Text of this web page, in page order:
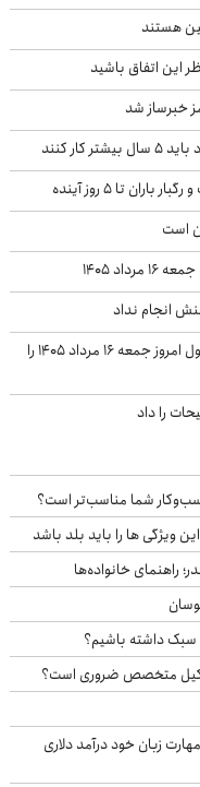
هستند
این اتفاق باشید
خبرساز شد
کنند
تا ۵ روز آینده
۱۴۰۵
انجام نداد
تغییرات شدید محصولات سایپا/ خریداران جدول امروز جمعه ۱۶ مرداد ۱۴۰۵ را
را داد
کسب‌وکار شما مناسب‌تر است؟
ویژگی ها را باید بلد باشد
داشته باشیم؟
وکیل متخصص ضروری است؟
زبان خود درآمد دلاری